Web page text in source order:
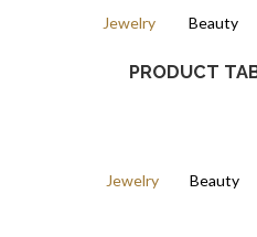
Jewelry Beauty
PRODUCT
Jewelry Beauty